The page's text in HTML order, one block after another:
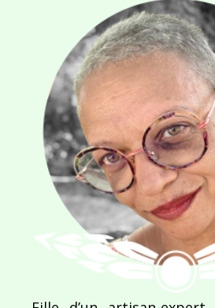
Navigation
l’article
PUBLIÉ DANS
Mystique Voyage